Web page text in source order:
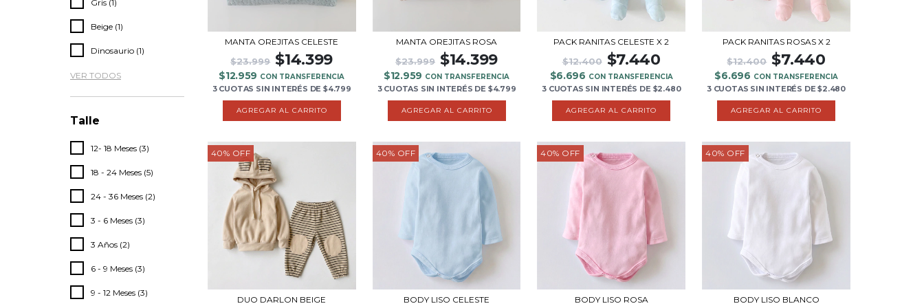
Gris (1)
Beige (1)
Dinosaurio (1)
VER TODOS
Talle
12- 18 Meses (3)
18 - 24 Meses (5)
24 - 36 Meses (2)
3 - 6 Meses (3)
3 Años (2)
6 - 9 Meses (3)
9 - 12 Meses (3)
MANTA OREJITAS CELESTE
$23.999 $14.399
$12.959 CON TRANSFERENCIA
3 CUOTAS SIN INTERÉS DE $4.799
MANTA OREJITAS ROSA
$23.999 $14.399
$12.959 CON TRANSFERENCIA
3 CUOTAS SIN INTERÉS DE $4.799
PACK RANITAS CELESTE X 2
$12.400 $7.440
$6.696 CON TRANSFERENCIA
3 CUOTAS SIN INTERÉS DE $2.480
PACK RANITAS ROSAS X 2
$12.400 $7.440
$6.696 CON TRANSFERENCIA
3 CUOTAS SIN INTERÉS DE$2.480
40% OFF
DUO DARLON BEIGE
40% OFF
BODY LISO CELESTE
40% OFF
BODY LISO ROSA
40% OFF
BODY LISO BLANCO